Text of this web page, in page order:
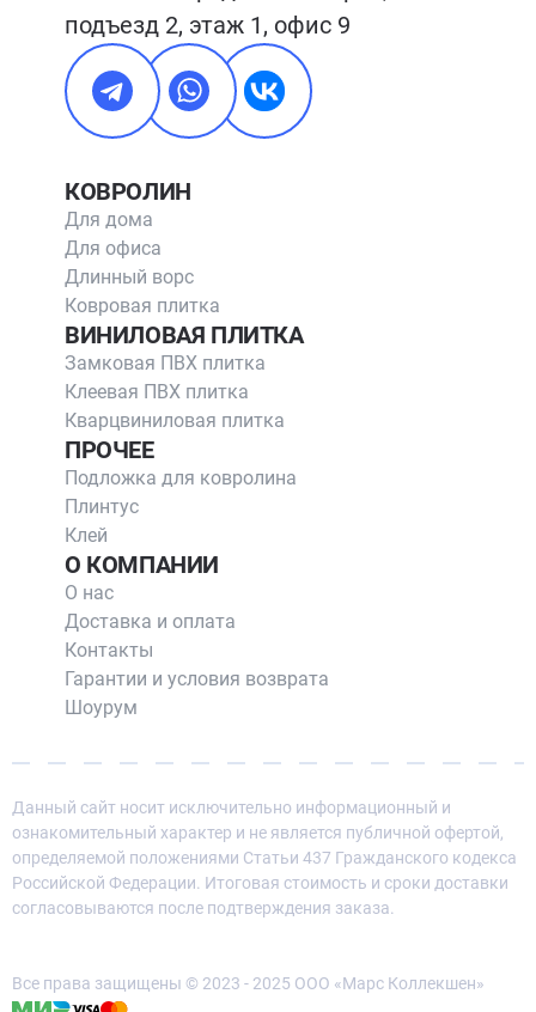
подъезд 2, этаж 1, офис 9
КОВРОЛИН
Для дома
Для офиса
Длинный ворс
Ковровая плитка
ВИНИЛОВАЯ ПЛИТКА
Замковая ПВХ плитка
Клеевая ПВХ плитка
Кварцвиниловая плитка
ПРОЧЕЕ
Подложка для ковролина
Плинтус
Клей
О КОМПАНИИ
О нас
Доставка и оплата
Контакты
Гарантии и условия возврата
Шоурум
Данный сайт носит исключительно информационный и
ознакомительный характер и не является публичной офертой,
определяемой положениями Статьи 437 Гражданского кодекса
Российской Федерации. Итоговая стоимость и сроки доставки
согласовываются после подтверждения заказа.
Все права защищены © 2023 - 2025 ООО «Марс Коллекшен»